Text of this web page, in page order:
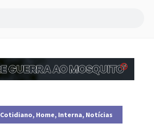
Cotidiano, Home, Interna, Notícias